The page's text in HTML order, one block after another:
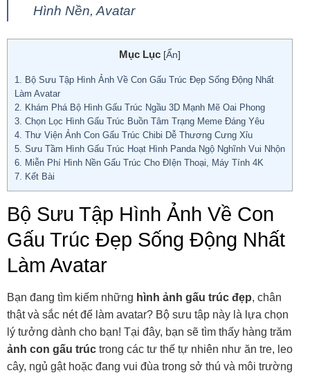
Hình Nền, Avatar
Mục Lục [Ẩn]
1. Bộ Sưu Tập Hình Ảnh Về Con Gấu Trúc Đẹp Sống Động Nhất
Làm Avatar
2. Khám Phá Bộ Hình Gấu Trúc Ngầu 3D Mạnh Mẽ Oai Phong
3. Chọn Lọc Hình Gấu Trúc Buồn Tâm Trạng Meme Đáng Yêu
4. Thư Viện Ảnh Con Gấu Trúc Chibi Dễ Thương Cưng Xỉu
5. Sưu Tầm Hình Gấu Trúc Hoạt Hình Panda Ngộ Nghĩnh Vui Nhộn
6. Miễn Phí Hình Nền Gấu Trúc Cho ĐIện Thoại, Máy Tính 4K
7. Kết Bài
Bộ Sưu Tập Hình Ảnh Về Con
Gấu Trúc Đẹp Sống Động Nhất
Làm Avatar
Bạn đang tìm kiếm những hình ảnh gấu trúc đẹp, chân
thật và sắc nét để làm avatar? Bộ sưu tập này là lựa chọn
lý tưởng dành cho bạn! Tại đây, bạn sẽ tìm thấy hàng trăm
ảnh con gấu trúc trong các tư thế tự nhiên như ăn tre, leo
cây, ngủ gật hoặc đang vui đùa trong sở thú và môi trường